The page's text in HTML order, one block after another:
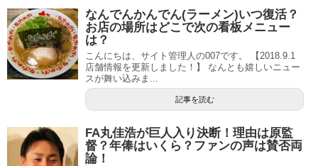
なんでんかんでん(ラーメン)いつ復活？
お店の場所はどこで次の看板メニュー
は？
こんにちは、サイト管理人の007です。 【2018.9.1
店舗情報を更新しました！】 なんとも嬉しいニュー
スが舞い込みま...
記事を読む
FA丸佳浩が巨人入り決断！理由は原監
督？年俸はいくら？ファンの声は賛否両
論！